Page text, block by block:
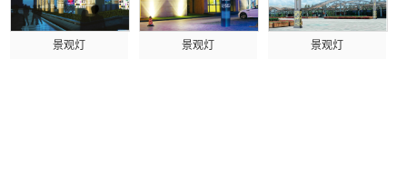
景观灯 景观灯 景观灯